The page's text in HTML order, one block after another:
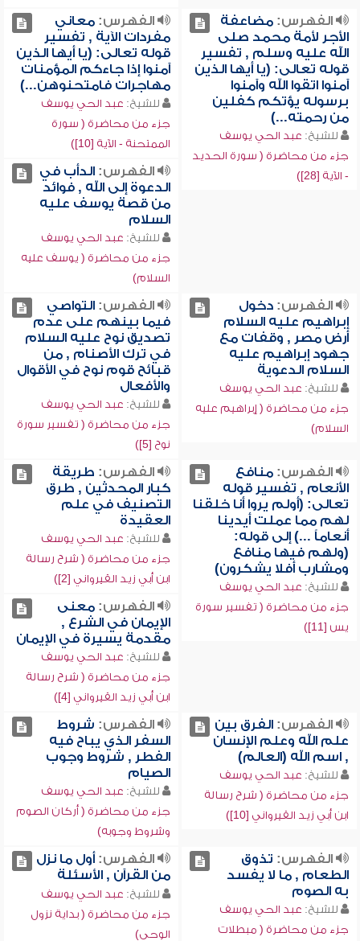
الفهرس:مضاعفة
الأجر لأمة محمد صلى
الله عليه وسلم , تفسير
قوله تعالى: (يا أيها الذين
آمنوا اتقوا الله وآمنوا
برسوله يؤتكم كفلين
من رحمته...)
للشيخ: عبد الحي يوسف
جزء من محاضرة ( سورة الحديد
- الآية [28])
الفهرس:معاني
مفردات الآية , تفسير
قوله تعالى: (يا أيها الذين
آمنوا إذا جاءكم المؤمنات
مهاجرات فامتحنوهن...)
للشيخ: عبد الحي يوسف
جزء من محاضرة ( سورة
الممتحنة - الآية [10])
الفهرس:الدأب في
الدعوة إلى الله , فوائد
من قصة يوسف عليه
السلام
للشيخ: عبد الحي يوسف
جزء من محاضرة ( يوسف عليه
السلام)
الفهرس:دخول
إبراهيم عليه السلام
أرض مصر , وقفات مع
جهود إبراهيم عليه
السلام الدعوية
للشيخ: عبد الحي يوسف
جزء من محاضرة ( إبراهيم عليه
السلام)
الفهرس:التواصي
فيما بينهم على عدم
تصديق نوح عليه السلام
في ترك الأصنام , من
قبائح قوم نوح في الأقوال
والأفعال
للشيخ: عبد الحي يوسف
جزء من محاضرة ( تفسير سورة
نوح [5])
الفهرس:منافع
الأنعام , تفسير قوله
تعالى: (أولم يروا أنا خلقنا
لهم مما عملت أيدينا
أنعاماً ...) إلى قوله:
(ولهم فيها منافع
ومشارب أفلا يشكرون)
للشيخ: عبد الحي يوسف
جزء من محاضرة ( تفسير سورة
يس [11])
الفهرس: طريقة
كبار المحدثين , طرق
التصنيف في علم
العقيدة
للشيخ: عبد الحي يوسف
جزء من محاضرة ( شرح رسالة
ابن أبي زيد القيرواني [2])
الفهرس:معنى
الإيمان في الشرع ,
مقدمة يسيرة في الإيمان
للشيخ: عبد الحي يوسف
جزء من محاضرة ( شرح رسالة
ابن أبي زيد القيرواني [4])
الفهرس:الفرق بين
علم الله وعلم الإنسان
, اسم الله (العالم)
للشيخ: عبد الحي يوسف
جزء من محاضرة ( شرح رسالة
ابن أبي زيد القيرواني [10])
الفهرس: شروط
السفر الذي يباح فيه
الفطر , شروط وجوب
الصيام
للشيخ: عبد الحي يوسف
جزء من محاضرة ( أركان الصوم
وشروط وجوبه)
الفهرس: تذوق
الطعام , ما لا يفسد
به الصوم
للشيخ: عبد الحي يوسف
جزء من محاضرة ( مبطلات
الفهرس:أول ما نزل
من القرآن , الأسئلة
للشيخ: عبد الحي يوسف
جزء من محاضرة ( بداية نزول
الوحي)